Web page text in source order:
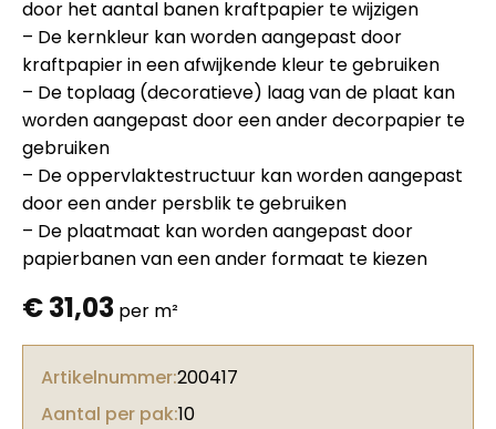
door het aantal banen kraftpapier te wijzigen
– De kernkleur kan worden aangepast door
kraftpapier in een afwijkende kleur te gebruiken
– De toplaag (decoratieve) laag van de plaat kan
worden aangepast door een ander decorpapier te
gebruiken
– De oppervlaktestructuur kan worden aangepast
door een ander persblik te gebruiken
– De plaatmaat kan worden aangepast door
papierbanen van een ander formaat te kiezen
€31,03 per m²
Artikelnummer:200417
Aantal per pak:10